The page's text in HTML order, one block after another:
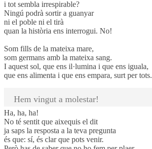
i tot sembla irrespirable?
Ningú podrà sortir a guanyar
ni el poble ni el tirà
quan la història ens interrogui. No!
Som fills de la mateixa mare,
som germans amb la mateixa sang.
I aquest sol, que ens il·lumina i que ens iguala,
que ens alimenta i que ens empara, surt per tots.
Hem vingut a molestar!
Ha, ha, ha!
No té sentit que aixequis el dit
ja saps la resposta a la teva pregunta
és que: sí, és clar que pots venir.